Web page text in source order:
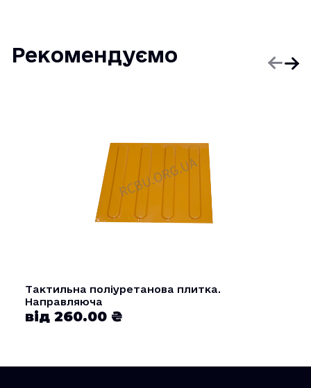
Рекомендуємо
Тактильна поліуретанова плитка.
Направляюча
від 260.00 ₴